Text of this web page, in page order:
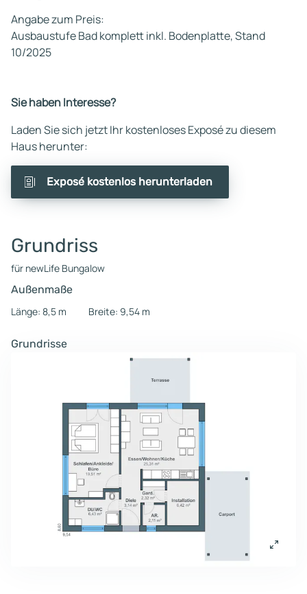
Angabe zum Preis:
Ausbaustufe Bad komplett inkl. Bodenplatte, Stand
10/2025
Sie haben Interesse?
Laden Sie sich jetzt Ihr kostenloses Exposé zu diesem
Haus herunter:
Exposé kostenlos herunterladen
Grundriss
für newLife Bungalow
Außenmaße
Länge: 8,5 m
Breite: 9,54 m
Grundrisse